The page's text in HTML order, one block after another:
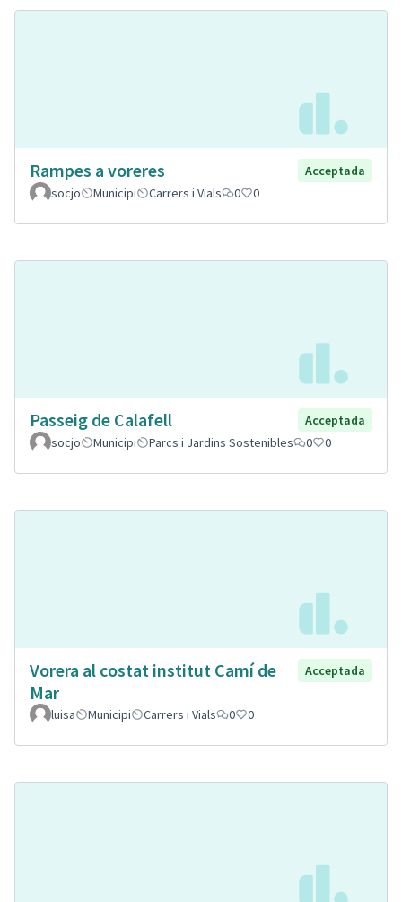
Rampes a voreres
Acceptada
socjo
Municipi Carrers i Vials 0 0
Passeig de Calafell
Acceptada
socjo
Municipi Parcs i Jardins Sostenibles 0 0
Vorera al costat institut Camí de
Mar
Acceptada
luisa Municipi Carrers i Vials 0 0